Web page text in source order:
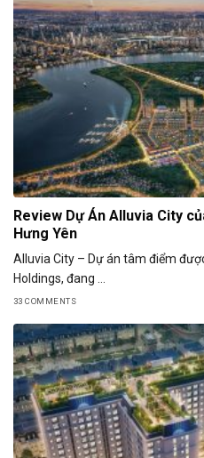
Review Dự Án Alluvia City
Hưng Yên
Alluvia City – Dự án tâm điểm
Holdings, đang ...
33 COMMENTS